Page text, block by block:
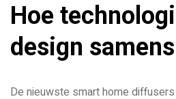
Hoe
design
De nieuwste smart home